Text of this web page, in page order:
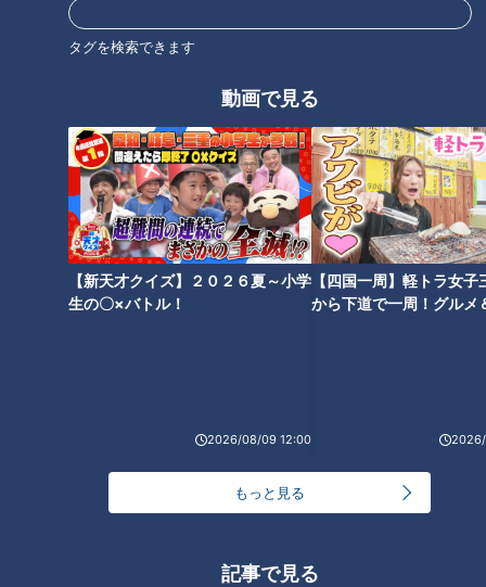
タグを検索できます
動画で見る
【新天才クイズ】２０２６夏～小学
生の〇×バトル！
2026/08/09 12:00
【四国一周】軽トラ女子
から下道で一周！グルメ
もっと見る
記事で見る
訪れる町中華の魅力とは
タグ
町中華
オススメ関連コンテンツ